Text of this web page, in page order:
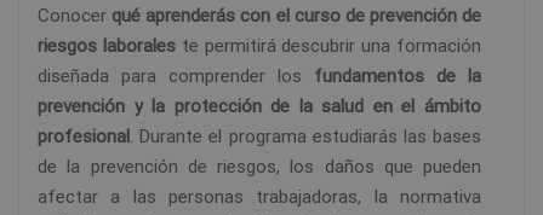
Conocer qué aprenderás con el curso de prevención de
riesgos laboraleste permitirá descubrir una formación
diseñada para comprender los fundamentos de la
prevención y la protección de la salud en el ámbito
profesional. Durante el programa estudiarás las bases
de la prevención de riesgos, los daños que pueden
afectar a las personas trabajadoras, la normativa